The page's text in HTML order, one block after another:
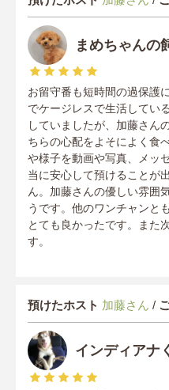
まめちゃんの
お留守番も短時間の過保護
でケージレスで生活してい
していましたが、加藤さん
ちらの心配をよそによく食
や様子を動画や写真、メッ
当に安心して預けることが
ん。加藤さんの優しい雰囲
うです。他のワンチャンと
とても良かったです。また
す。
預けたホスト 加藤さん /
インディアナ